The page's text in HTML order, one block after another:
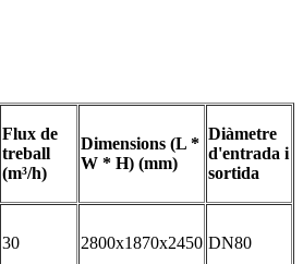
Flux de
treball
(m³/h)
Dimensions (L *
W * H) (mm)
Diàmetre
d'entrada i
sortida
30 2800x1870x2450 DN80